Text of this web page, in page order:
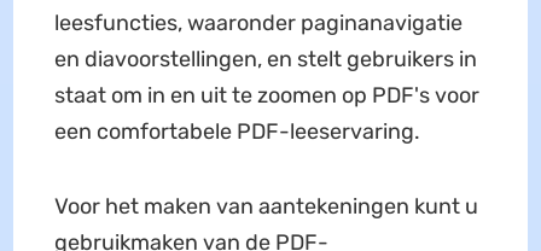
leesfuncties, waaronder paginanavigatie
en diavoorstellingen, en stelt gebruikers in
staat om in en uit te zoomen op PDF's voor
een comfortabele PDF-leeservaring.
Voor het maken van aantekeningen kunt u
gebruikmaken van de PDF-